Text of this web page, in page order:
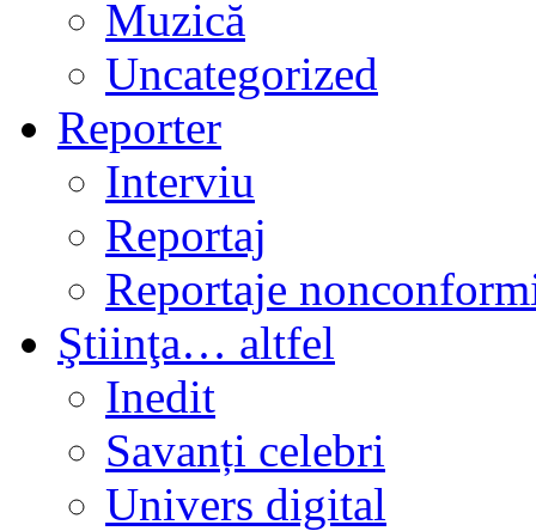
Muzică
Uncategorized
Reporter
Interviu
Reportaj
Reportaje
Ştiinţa… altfel
Inedit
Savanți celebri
Univers digital